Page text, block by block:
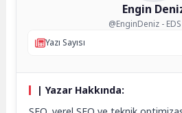
Engin
@EnginDeniz - EDS
Yazı Sayısı
| Yazar Hakkında: